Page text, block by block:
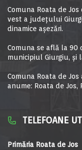
Comuna Roata de
vest a judeţului
dinamice aşezări.
Comuna se află la
municipiul Giurgiu, şi
Comuna Roata de
anume: Roata de Jos,
TELEFOANE
Primăria Roata de Jos